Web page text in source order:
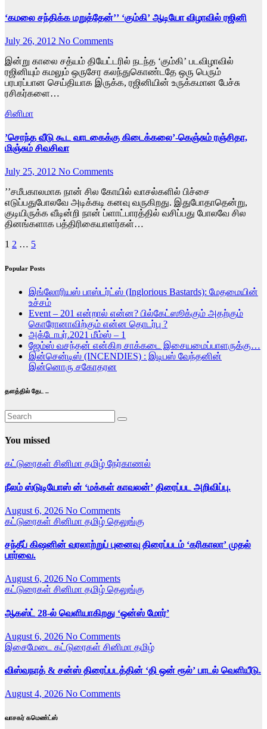
‘கமலை சந்திக்க மறுத்தேன்’’ ‘கும்கி’ ஆடியோ விழாவில் ரஜினி
July 26, 2012 No Comments
இன்று காலை சத்யம் தியேட்டரில் நடந்த ‘கும்கி’ படவிழாவில்
ரஜினியும் கமலும் ஒருசேர கலந்துகொண்டதே ஒரு பெரும்
பரபரப்பான செய்தியாக இருக்க, ரஜினியின் உருக்கமான பேச்சு
ரசிகர்களை…
சினிமா
’சொந்த வீடு கூட வாடகைக்கு கிடைக்கலை’-கெஞ்சும் ரஞ்சிதா,
மிஞ்சும் சிவசிவா
July 25, 2012 No Comments
’’சமீபகாலமாக நான் சில கோயில் வாசல்களில் பிச்சை
எடுப்பதுபோலவே அடிக்கடி கனவு வருகிறது. இதுபோதாதென்று,
குடியிருக்க வீடின்றி நான் ப்ளாட்பாரத்தில் வசிப்பது போலவே சில
தினங்களாக பத்திரிகையாளர்கள்…
Posts
pagination
1 2 … 5
Popular Posts
இங்லோரியஸ் பாஸ்டர்ட்ஸ் (Inglorious Bastards): மேதமையின்
உச்சம்
Event – 201 என்றால் என்ன? பில்கேட்ஸூக்கும் அதற்கும்
கொரோனாவிற்கும் என்ன தொடர்பு ?
அக்டோபர்.2021 மீம்ஸ் – 1
ஜேம்ஸ் வசந்தன் என்கிற சாக்கடை இசையமைப்பாளருக்கு…
இன்சென்டிஸ் (INCENDIES) : இடிபஸ் வேந்தனின்
இன்னொரு சகோதரன
தளத்தில் தேட ..
You missed
கட்டுரைகள் சினிமா தமிழ் நேர்காணல்
நீலம் ஸ்டுடியோஸ் ன் ‘மக்கள் காவலன்’ திரைப்பட அறிவிப்பு.
August 6, 2026 No Comments
கட்டுரைகள் சினிமா தமிழ் தெலுங்கு
சந்தீப் கிஷனின் வரலாற்றுப் புனைவு திரைப்படம் ‘கரிகாலா’ முதல்
பார்வை.
August 6, 2026 No Comments
கட்டுரைகள் சினிமா தமிழ் தெலுங்கு
ஆகஸ்ட் 28-ல் வெளியாகிறது ‘ஒன்ஸ் மோர்’
August 6, 2026 No Comments
இசைமேடை கட்டுரைகள் சினிமா தமிழ்
விஸ்வநாத் & சன்ஸ் திரைப்படத்தின் ‘தி ஒன் ரூல்’ பாடல் வெளியீடு.
August 4, 2026 No Comments
வாசகர் கமெண்ட்ஸ்